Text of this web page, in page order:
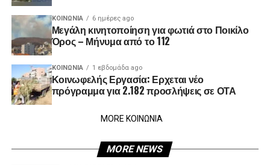
ΚΟΙΝΩΝΊΑ 6 ημέρες ago
Μεγάλη κινητοποίηση για φωτιά στο Ποικίλο
Όρος – Μήνυμα από το 112
ΚΟΙΝΩΝΊΑ 1 εβδομάδα ago
Κοινωφελής Εργασία: Ερχεται νέο
πρόγραμμα για 2.182 προσλήψεις σε ΟΤΑ
MORE ΚΟΙΝΩΝΙΑ
MORE NEWS